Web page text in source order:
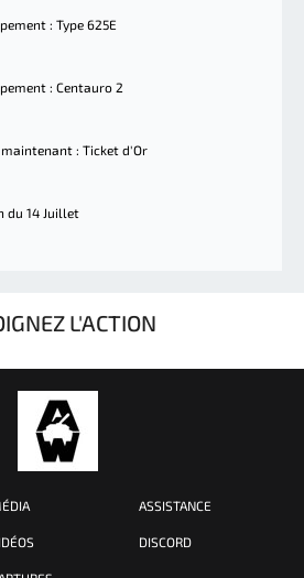
: Type 625E
: Centauro 2
: Ticket d'Or
du 14 Juillet
L'ACTION
ASSISTANCE
DISCORD